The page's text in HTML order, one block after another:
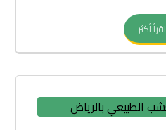
اقرأ أكثر